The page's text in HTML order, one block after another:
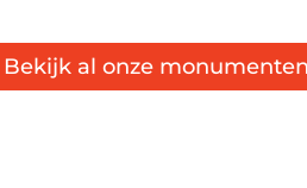
Bekijk al onze monumenten